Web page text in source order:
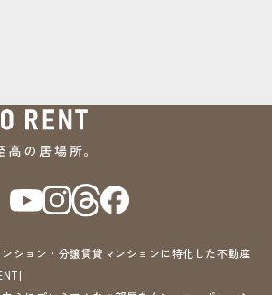
ション・分譲賃貸マンションに特化した不動産